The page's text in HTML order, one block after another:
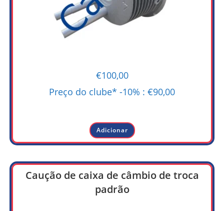
€100,00
Preço do clube* -10% : €90,00
Adicionar
Caução de caixa de câmbio de troca
padrão